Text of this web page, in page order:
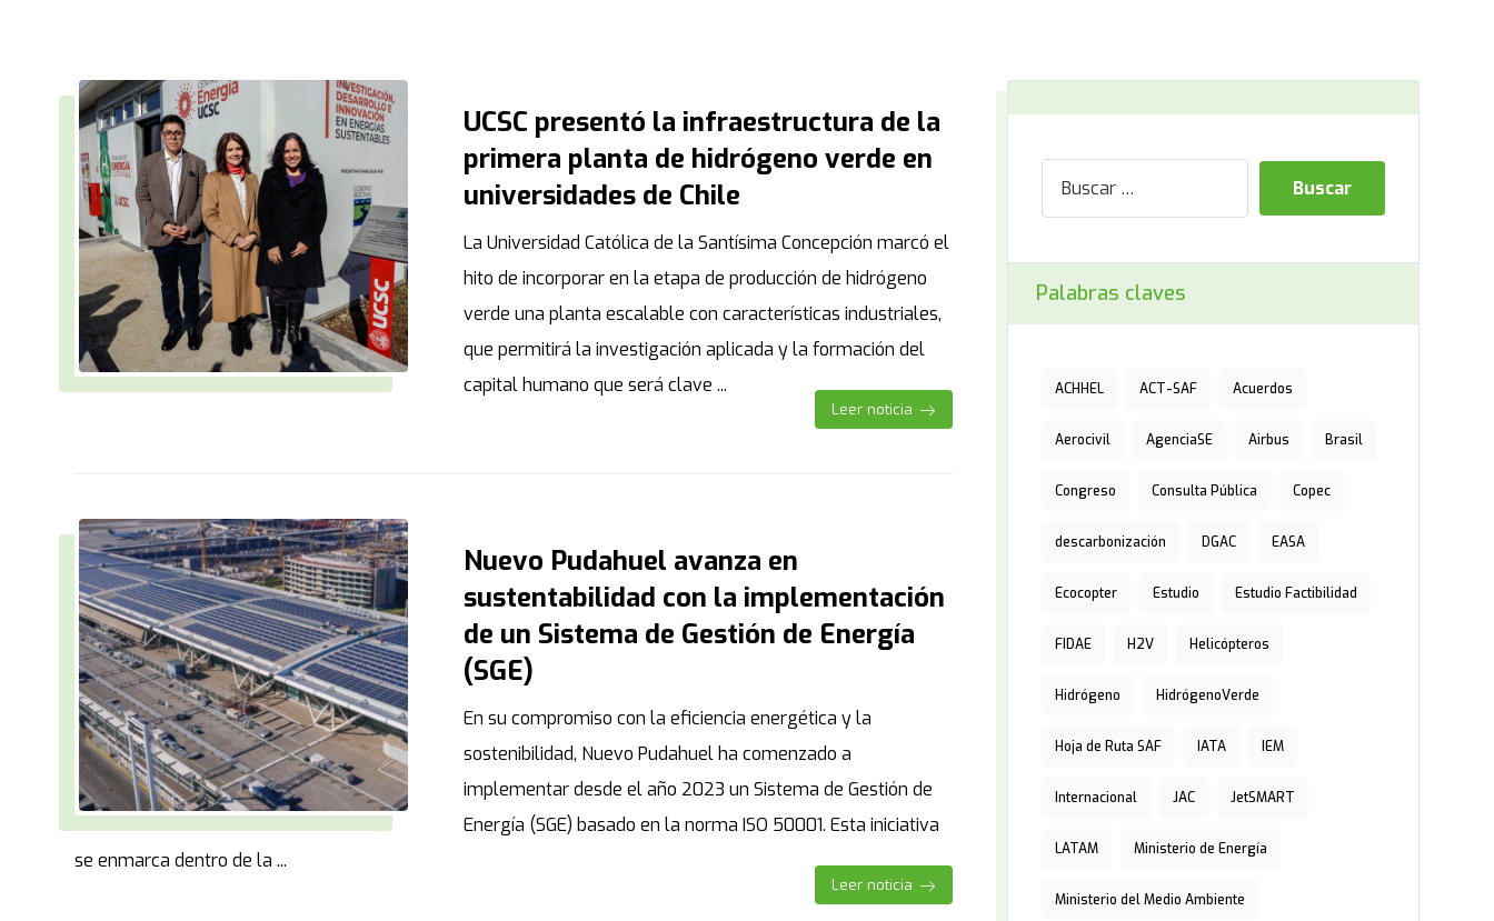
UCSC presentó la infraestructura de la
primera planta de hidrógeno verde en
universidades de Chile
La Universidad Católica de la Santísima Concepción marcó el
hito de incorporar en la etapa de producción de hidrógeno
verde una planta escalable con características industriales,
que permitirá la investigación aplicada y la formación del
capital humano que será clave ...
Leer noticia
Nuevo Pudahuel avanza en
sustentabilidad con la implementación
de un Sistema de Gestión de Energía
(SGE)
En su compromiso con la eficiencia energética y la
sostenibilidad, Nuevo Pudahuel ha comenzado a
implementar desde el año 2023 un Sistema de Gestión de
Energía (SGE) basado en la norma ISO 50001. Esta iniciativa
se enmarca dentro de la ...
Leer noticia
Palabras claves
ACHHEL ACT-SAF Acuerdos
Aerocivil AgenciaSE Airbus Brasil
Congreso Consulta Pública Copec
descarbonización DGAC EASA
Ecocopter Estudio Estudio Factibilidad
FIDAE H2V Helicópteros
Hidrógeno HidrógenoVerde
Hoja de Ruta SAF IATA IEM
Internacional JAC JetSMART
LATAM Ministerio de Energía
Ministerio del Medio Ambiente